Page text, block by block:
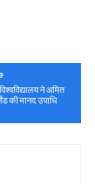
ने अमित
की मानद उपाधि